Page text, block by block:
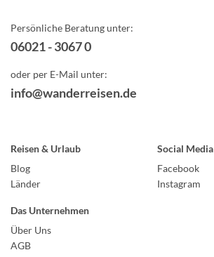
Persönliche Beratung unter:
06021 - 3067 0
oder per E-Mail unter:
info@wanderreisen.de
Reisen & Urlaub
Blog
Länder
Social Media
Facebook
Instagram
Das Unternehmen
Über Uns
AGB